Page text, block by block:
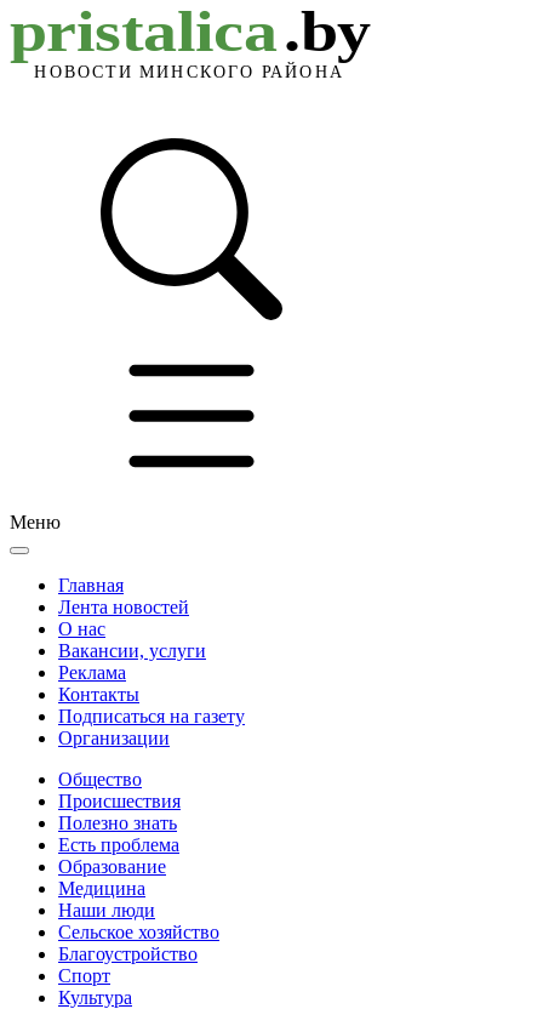
Меню
Главная
Лента новостей
О нас
Вакансии, услуги
Реклама
Контакты
Подписаться на газету
Организации
Общество
Происшествия
Полезно знать
Есть проблема
Образование
Медицина
Наши люди
Сельское хозяйство
Благоустройство
Спорт
Культура